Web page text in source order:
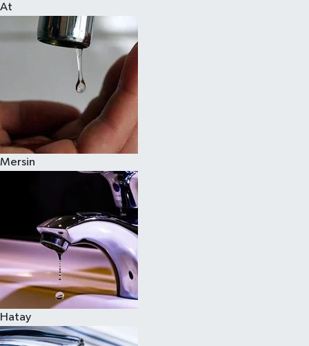
At
Mersin
Hatay